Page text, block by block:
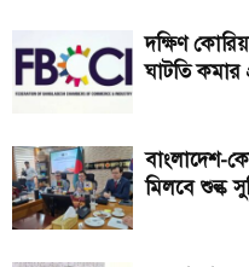
দক্ষিণ
ঘাটতি কমার
বাংলাদেশ-
মিলবে শুল্ক